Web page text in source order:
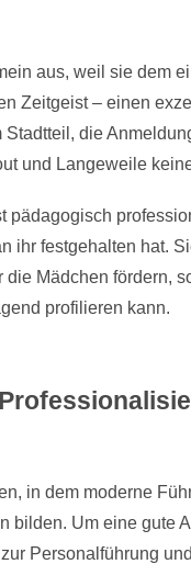
aus, weil sie dem
Zeitgeist – einen
die
und Langeweile
pädagogisch
ihr festgehalten hat.
Mädchen fördern,
profilieren kann.
in dem moderne
bilden. Um eine gute
Personalführung und